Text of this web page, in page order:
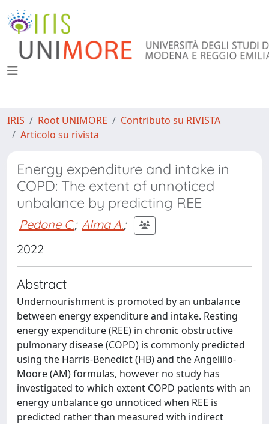
IRIS Root UNIMORE
Contributo su RIVISTA
Articolo su rivista
Energy expenditure and intake in
COPD: The extent of unnoticed
unbalance by predicting REE
Pedone C.; Alma A.;
2022
Abstract
Undernourishment is promoted by an unbalance
between energy expenditure and intake. Resting
energy expenditure (REE) in chronic obstructive
pulmonary disease (COPD) is commonly predicted
using the Harris-Benedict (HB) and the Angelillo-
Moore (AM) formulas, however no study has
investigated to which extent COPD patients with an
energy unbalance go unnoticed when REE is
predicted rather than measured with indirect